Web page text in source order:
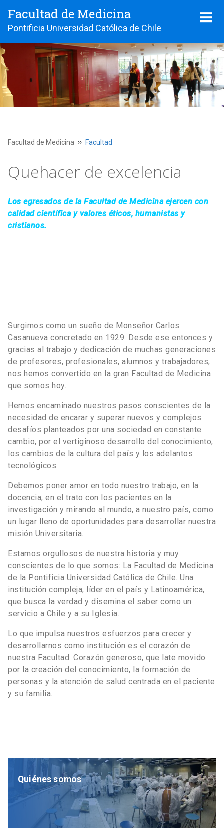
Facultad de Medicina
Pontificia Universidad Católica de Chile
Facultad de Medicina Facultad
Quehacer de excelencia
Los egresados de la Facultad de Medicina ejercen con
calidad científica y valores éticos, humanistas y
cristianos.
Surgimos como un sueño de Monseñor Carlos
Casanueva concretado en 1929. Desde ese entonces y
gracias al trabajo y dedicación de muchas generaciones
de profesores, profesionales, alumnos y trabajadores,
nos hemos convertido en la gran Facultad de Medicina
que somos hoy.
Hemos encaminado nuestros pasos conscientes de la
necesidad de encarar y superar nuevos y complejos
desafíos planteados por una sociedad en constante
cambio, por el vertiginoso desarrollo del conocimiento,
los cambios de la cultura del país y los adelantos
tecnológicos.
Debemos poner amor en todo nuestro trabajo, en la
docencia, en el trato con los pacientes en la
investigación y mirando al mundo, a nuestro país, como
un lugar lleno de oportunidades para desarrollar nuestra
misión Universitaria.
Estamos orgullosos de nuestra historia y muy
conscientes de lo que somos: La Facultad de Medicina
de la Pontificia Universidad Católica de Chile. Una
institución compleja, líder en el país y Latinoamérica,
que busca la verdad y disemina el saber como un
servicio a Chile y a su Iglesia.
Lo que impulsa nuestros esfuerzos para crecer y
desarrollarnos como institución es el corazón de
nuestra Facultad. Corazón generoso, que late movido
por la creación del conocimiento, la formación de
personas y la atención de salud centrada en el paciente
y su familia.
Quiénes somos